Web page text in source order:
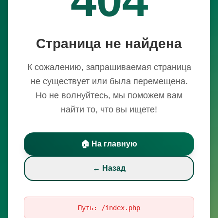
Страница не найдена
К сожалению, запрашиваемая страница
не существует или была перемещена.
Но не волнуйтесь, мы поможем вам
найти то, что вы ищете!
🏠 На главную
← Назад
Путь: /index.php